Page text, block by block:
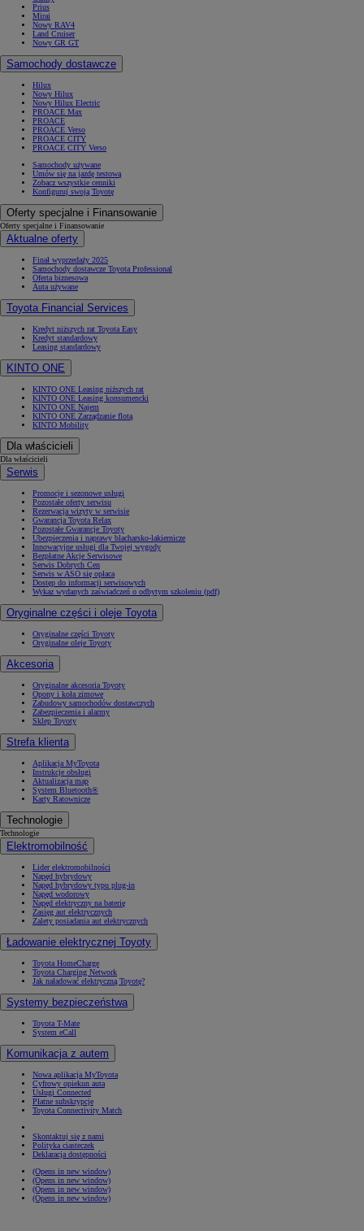
Prius
Mirai
Nowy RAV4
Land Cruiser
Nowy GR GT
Samochody dostawcze
Hilux
Nowy Hilux
Nowy Hilux Electric
PROACE Max
PROACE
PROACE Verso
PROACE CITY
PROACE CITY Verso
Samochody używane
Umów się na jazdę testową
Zobacz wszystkie cenniki
Konfiguruj swoją Toyotę
Oferty specjalne i Finansowanie
Oferty specjalne i Finansowanie
Aktualne oferty
Finał wyprzedaży 2025
Samochody dostawcze Toyota Professional
Oferta biznesowa
Auta używane
Toyota Financial Services
Kredyt niższych rat Toyota Easy
Kredyt standardowy
Leasing standardowy
KINTO ONE
KINTO ONE Leasing niższych rat
KINTO ONE Leasing konsumencki
KINTO ONE Najem
KINTO ONE Zarządzanie flotą
KINTO Mobility
Dla właścicieli
Dla właścicieli
Serwis
Promocje i sezonowe usługi
Pozostałe oferty serwisu
Rezerwacja wizyty w serwisie
Gwarancja Toyota Relax
Pozostałe Gwarancje Toyoty
Ubezpieczenia i naprawy blacharsko-lakiernicze
Innowacyjne usługi dla Twojej wygody
Bezpłatne Akcje Serwisowe
Serwis Dobrych Cen
Serwis w ASO się opłaca
Dostęp do informacji serwisowych
Wykaz wydanych zaświadczeń o odbytym szkoleniu (pdf)
Oryginalne części i oleje Toyota
Oryginalne części Toyoty
Oryginalne oleje Toyoty
Akcesoria
Oryginalne akcesoria Toyoty
Opony i koła zimowe
Zabudowy samochodów dostawczych
Zabezpieczenia i alarmy
Sklep Toyoty
Strefa klienta
Aplikacja MyToyota
Instrukcje obsługi
Aktualizacja map
System Bluetooth®
Karty Ratownicze
Technologie
Technologie
Elektromobilność
Lider elektromobilności
Napęd hybrydowy
Napęd hybrydowy typu plug-in
Napęd wodorowy
Napęd elektryczny na baterię
Zasięg aut elektrycznych
Zalety posiadania aut elektrycznych
Ładowanie elektrycznej Toyoty
Toyota HomeCharge
Toyota Charging Network
Jak naładować elektryczną Toyotę?
Systemy bezpieczeństwa
Toyota T-Mate
System eCall
Komunikacja z autem
Nowa aplikacja MyToyota
Cyfrowy opiekun auta
Usługi Connected
Płatne subskrypcje
Toyota Connectivity Match
Skontaktuj się z nami
Polityka ciasteczek
Deklaracja dostępności
(Opens in new window)
(Opens in new window)
(Opens in new window)
(Opens in new window)